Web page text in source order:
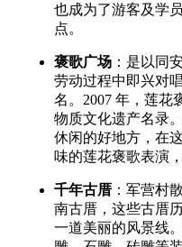
也成为了游客及学
点。
褒歌广场 ：是以同
劳动过程中即兴对
名。2007 年，莲花
物质文化遗产名录
休闲的好地方，在
味的莲花褒歌表演
千年古厝 ：军营村
南古厝，这些古厝
一道美丽的风景线